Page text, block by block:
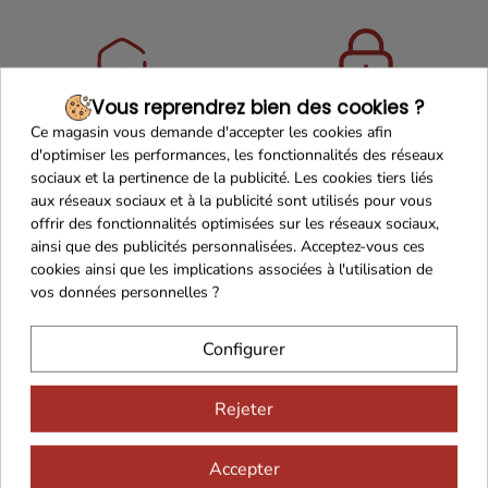
Maison Familiale Paiement Sécurisé
Franco de port 79€ Livraison 24h/48h
Cadeaux dès 99€
Vous reprendrez bien des cookies ?
Ce magasin vous demande d'accepter les cookies afin
d'optimiser les performances, les fonctionnalités des réseaux
sociaux et la pertinence de la publicité. Les cookies tiers liés
aux réseaux sociaux et à la publicité sont utilisés pour vous
offrir des fonctionnalités optimisées sur les réseaux sociaux,
ainsi que des publicités personnalisées. Acceptez-vous ces
cookies ainsi que les implications associées à l'utilisation de
vos données personnelles ?
Configurer
Rejeter
Accepter